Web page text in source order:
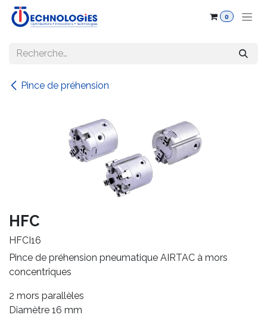
Se rendre au contenu
0
Pince de préhension
HFC
HFCI16
Pince de préhension pneumatique AIRTAC à mors
concentriques
2 mors parallèles
Diamètre 16 mm